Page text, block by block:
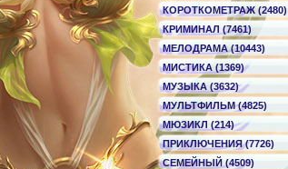
КОРОТКОМЕТРАЖ (2480)
КРИМИНАЛ (7461)
МЕЛОДРАМА (10443)
МИСТИКА (1369)
МУЗЫКА (3632)
МУЛЬТФИЛЬМ (4825)
МЮЗИКЛ (214)
ПРИКЛЮЧЕНИЯ (7726)
СЕМЕЙНЫЙ (4509)